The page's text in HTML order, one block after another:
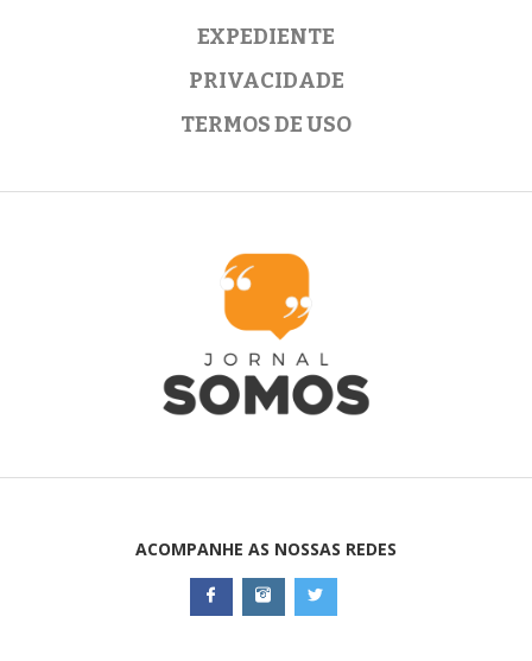
EXPEDIENTE
PRIVACIDADE
TERMOS DE USO
ACOMPANHE AS NOSSAS REDES